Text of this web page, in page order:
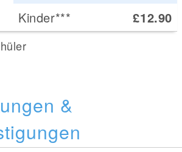
Kinder***
£12.90
&